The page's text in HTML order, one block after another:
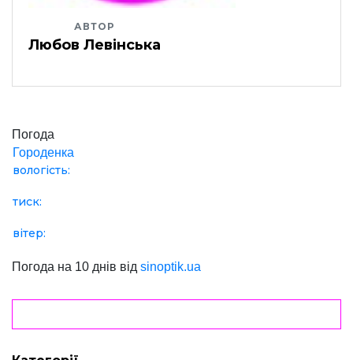
АВТОР
Любов Левінська
Погода
Городенка
вологість:
тиск:
вітер:
Погода на 10 днів від sinoptik.ua